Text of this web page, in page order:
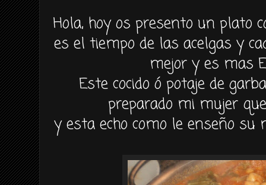
Hola, hoy os presento un plato
es el tiempo de las acelgas y
mejor y es mas
Este cocido ó potaje de
preparado mi mujer
y esta echo como le enseño su